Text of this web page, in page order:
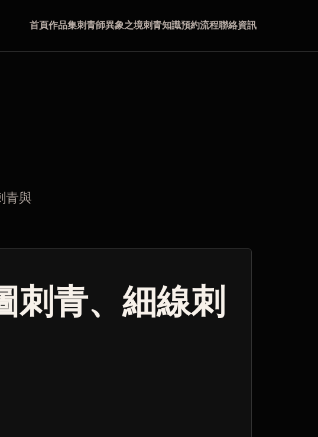
首頁作品集刺青師異象之境刺青知識預約流程聯絡資訊
青與
刺青、細線刺